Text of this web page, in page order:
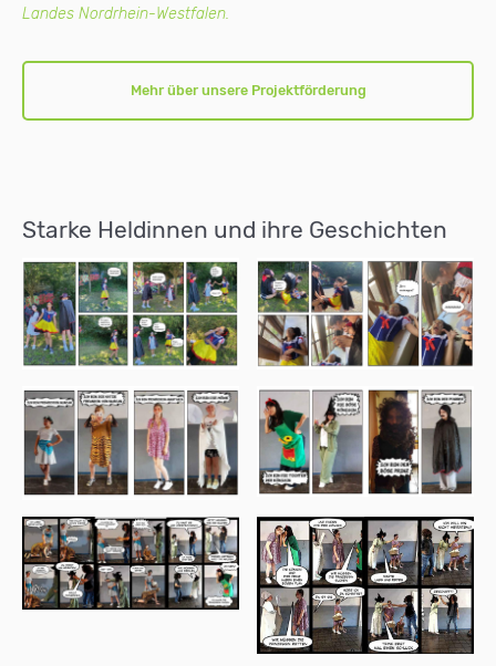
Landes Nordrhein-Westfalen.
Mehr über unsere Projektförderung
Starke Heldinnen und ihre Geschichten